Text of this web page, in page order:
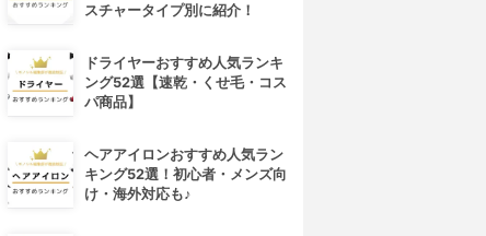
スチャータイプ別に紹介！
ドライヤーおすすめ人気ランキ
ング52選【速乾・くせ毛・コス
パ商品】
ヘアアイロンおすすめ人気ラン
キング52選！初心者・メンズ向
け・海外対応も♪